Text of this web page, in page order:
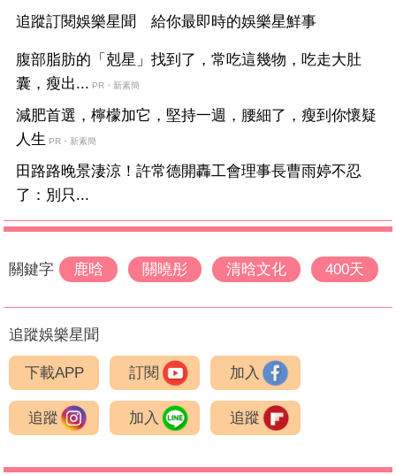
追蹤訂閱娛樂星聞 給你最即時的娛樂星鮮事
腹部脂肪的「剋星」找到了，常吃這幾物，吃走大肚
囊，瘦出... PR・新素簡
減肥首選，檸檬加它，堅持一週，腰細了，瘦到你懷疑
人生 PR・新素簡
田路路晚景淒涼！許常德開轟工會理事長曹雨婷不忍
了：別只...
關鍵字 鹿晗 關曉彤 清晗文化 400天
追蹤娛樂星聞
下載APP 訂閱 加入
追蹤 加入 追蹤